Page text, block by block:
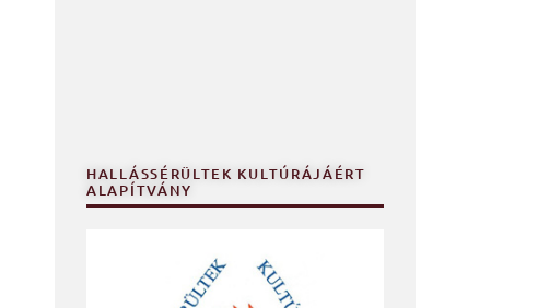
HALLÁSSÉRÜLTEK KULTÚRÁJÁÉRT
ALAPÍTVÁNY